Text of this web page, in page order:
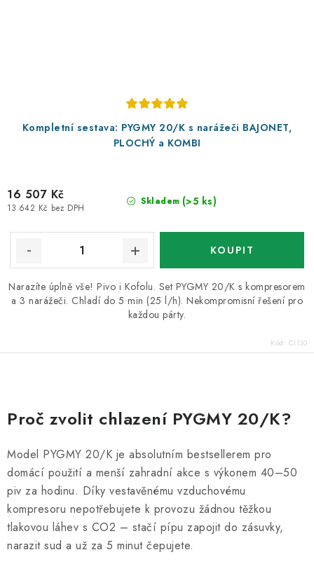
Kompletní sestava: PYGMY 20/K s narážeči BAJONET,
PLOCHÝ a KOMBI
Skladem (>5 ks)
13 642 Kč bez DPH
16 507 Kč
Narazíte úplně vše! Pivo i Kofolu. Set PYGMY 20/K s kompresorem
a 3 narážeči. Chladí do 5 min (25 l/h). Nekompromisní řešení pro
každou párty.
Kód: CI130
v
l
á
d
a
c
í
p
Proč zvolit chlazení PYGMY 20/K?
Model PYGMY 20/K je absolutním bestsellerem pro
domácí použití a menší zahradní akce s výkonem 40–50
piv za hodinu. Díky vestavěnému vzduchovému
kompresoru nepotřebujete k provozu žádnou těžkou
tlakovou láhev s CO2 – stačí pípu zapojit do zásuvky,
narazit sud a už za 5 minut čepujete.